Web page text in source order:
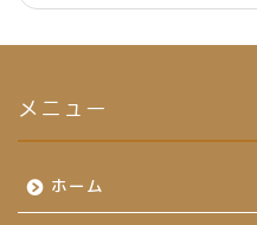
メニュー
ホーム